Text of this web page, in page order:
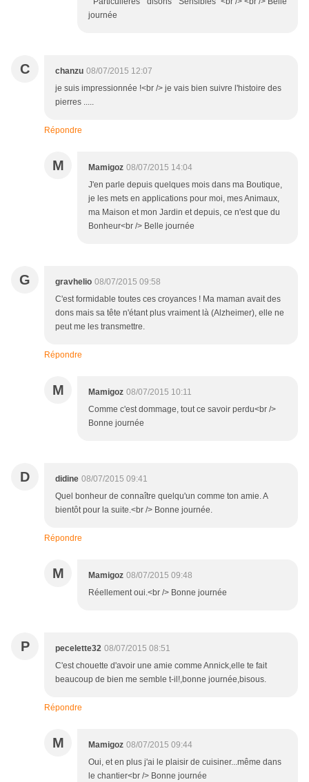
journée
C chanzu 08/07/2015 12:07
je suis impressionnée !<br /> je vais bien suivre l'histoire des
pierres .....
Répondre
M Mamigoz 08/07/2015 14:04
J'en parle depuis quelques mois dans ma Boutique,
je les mets en applications pour moi, mes Animaux,
ma Maison et mon Jardin et depuis, ce n'est que du
Bonheur<br /> Belle journée
G gravhelio 08/07/2015 09:58
C'est formidable toutes ces croyances ! Ma maman avait des
dons mais sa tête n'étant plus vraiment là (Alzheimer), elle ne
peut me les transmettre.
Répondre
M Mamigoz 08/07/2015 10:11
Comme c'est dommage, tout ce savoir perdu<br />
Bonne journée
D didine 08/07/2015 09:41
Quel bonheur de connaître quelqu'un comme ton amie. A
bientôt pour la suite.<br /> Bonne journée.
Répondre
M Mamigoz 08/07/2015 09:48
Réellement oui.<br /> Bonne journée
P pecelette32 08/07/2015 08:51
C'est chouette d'avoir une amie comme Annick,elle te fait
beaucoup de bien me semble t-il!,bonne journée,bisous.
Répondre
M Mamigoz 08/07/2015 09:44
Oui, et en plus j'ai le plaisir de cuisiner...même dans
le chantier<br /> Bonne journée